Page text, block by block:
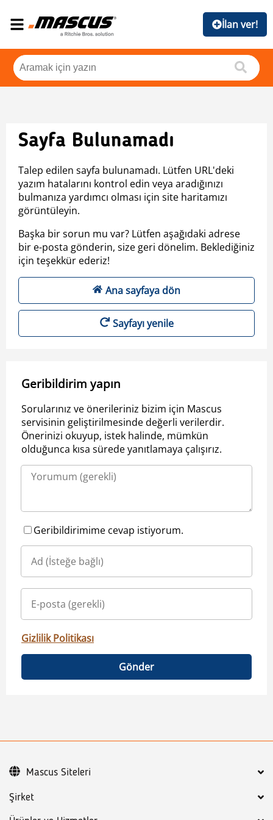
İlan ver!
Sayfa Bulunamadı
Talep edilen sayfa bulunamadı. Lütfen URL'deki
yazım hatalarını kontrol edin veya aradığınızı
bulmanıza yardımcı olması için site haritamızı
görüntüleyin.
Başka bir sorun mu var? Lütfen aşağıdaki adrese
bir e-posta gönderin, size geri dönelim. Beklediğiniz
için teşekkür ederiz!
Ana sayfaya dön
Sayfayı yenile
Geribildirim yapın
Sorularınız ve önerileriniz bizim için Mascus
servisinin geliştirilmesinde değerli verilerdir.
Önerinizi okuyup, istek halinde, mümkün
olduğunca kısa sürede yanıtlamaya çalışırız.
Geribildirimime cevap istiyorum.
Gizlilik Politikası
Gönder
Şirket
Mascus Siteleri